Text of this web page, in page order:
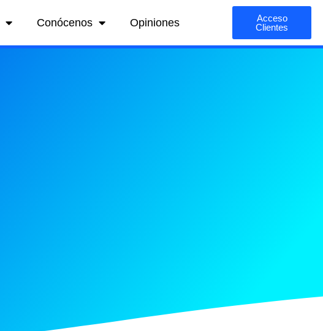
Conócenos Opiniones
Acceso
Clientes